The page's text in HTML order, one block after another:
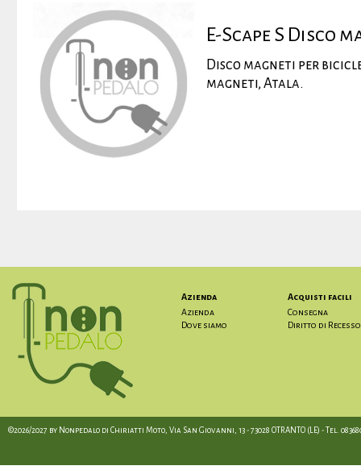
E-Scape S Disco
Disco magneti per
magneti, Atala.
Azienda
Azienda
Dove siamo
Acquisti facili
Consegna
Diritto di Recesso
©2026/2027 by Nonpedalo di Chiriatti Moto, Via San Giovanni, 13 - 73028 OTRANTO (LE) - Tel.